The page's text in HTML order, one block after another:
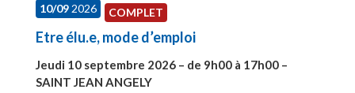
10/092026 COMPLET
Etre élu.e, mode d’emploi
Jeudi 10 septembre 2026 – de 9h00 à 17h00 –
SAINT JEAN ANGELY